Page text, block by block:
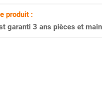
mobile
produit :
garanti 3 ans pièces et